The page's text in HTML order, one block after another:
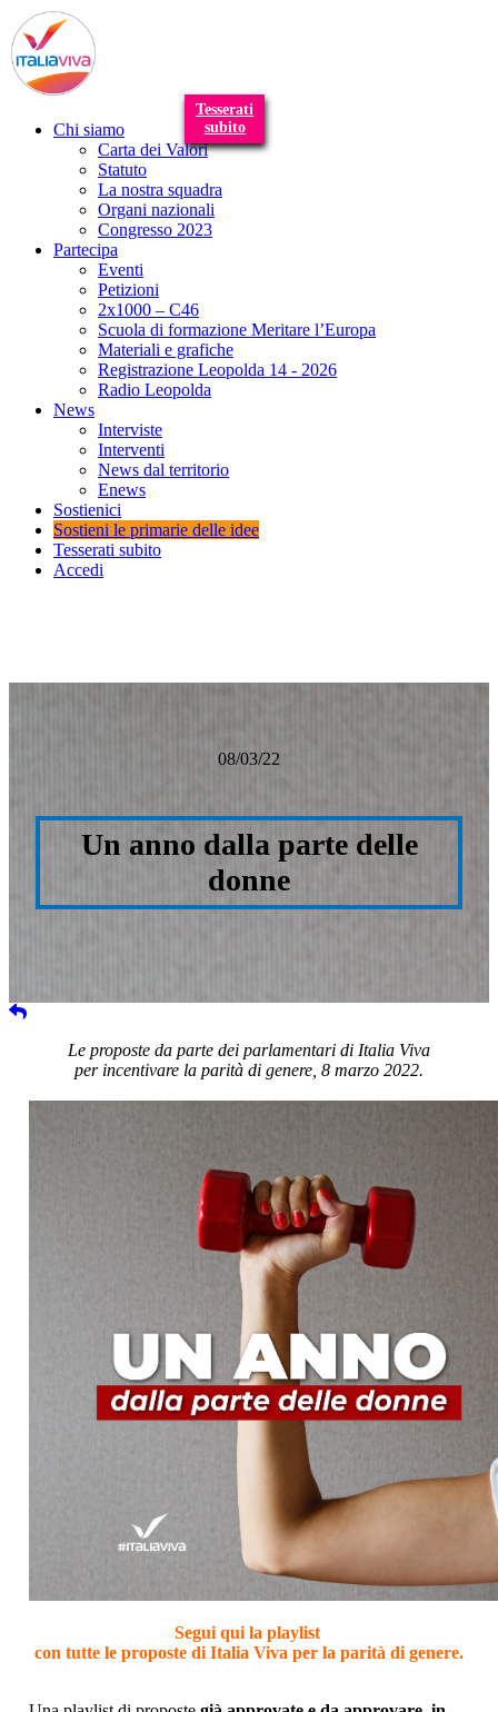
Tesserati
subito
Chi siamo
Carta dei Valori
Statuto
La nostra squadra
Organi nazionali
Congresso 2023
Partecipa
Eventi
Petizioni
2x1000 – C46
Scuola di formazione Meritare l’Europa
Materiali e grafiche
Registrazione Leopolda 14 - 2026
Radio Leopolda
News
Interviste
Interventi
News dal territorio
Enews
Sostienici
Sostieni le primarie delle idee
Tesserati subito
Accedi
08/03/22
Un anno dalla parte delle
donne
Le proposte da parte dei parlamentari di Italia Viva
per incentivare la parità di genere, 8 marzo 2022.
Segui qui la playlist
con tutte le proposte di Italia Viva per la parità di genere.